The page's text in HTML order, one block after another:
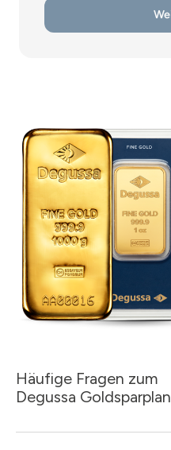
Häufige Fragen zum
Degussa Goldsparplan